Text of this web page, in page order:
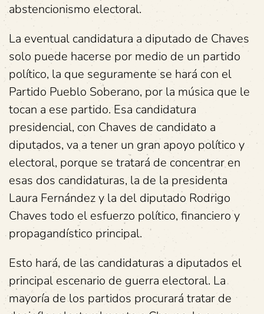
abstencionismo electoral.
La eventual candidatura a diputado de Chaves
solo puede hacerse por medio de un partido
político, la que seguramente se hará con el
Partido Pueblo Soberano, por la música que le
tocan a ese partido. Esa candidatura
presidencial, con Chaves de candidato a
diputados, va a tener un gran apoyo político y
electoral, porque se tratará de concentrar en
esas dos candidaturas, la de la presidenta
Laura Fernández y la del diputado Rodrigo
Chaves todo el esfuerzo político, financiero y
propagandístico principal.
Esto hará, de las candidaturas a diputados el
principal escenario de guerra electoral. La
mayoría de los partidos procurará tratar de